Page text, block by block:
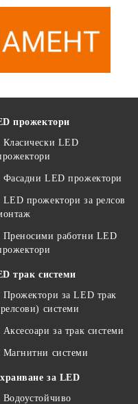
прожектори
Класически LED
Фасадни LED прожектори
LED прожектори за релсов
Преносими работни LED
трак системи
Прожектори за LED трак
системи
Аксесоари за трак системи
Магнитни системи
за LED
Водоустойчиво